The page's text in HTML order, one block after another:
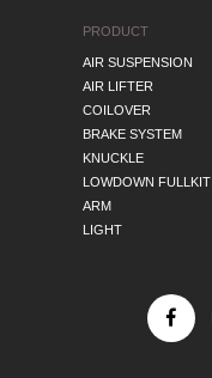
PRODUCT
AIR SUSPENSION
AIR LIFTER
COILOVER
BRAKE SYSTEM
KNUCKLE
LOWDOWN FULLKIT
ARM
LIGHT